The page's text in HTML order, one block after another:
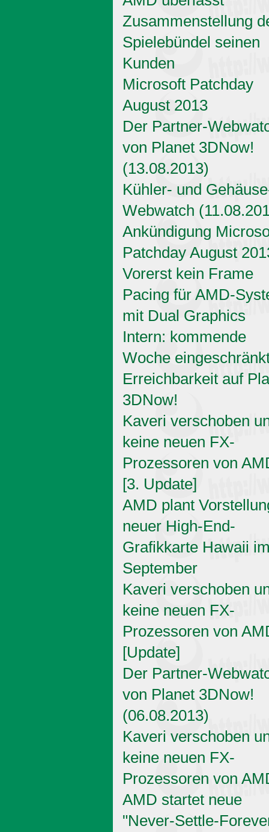
Zusammenstellung
Spielebündel seinen
Kunden
Microsoft Patchday
August 2013
Der Partner-
von Planet 3DNow!
(13.08.2013)
Kühler- und
Webwatch
Ankündigung
Patchday August
Vorerst kein Frame
Pacing für AMD-
mit Dual Graphics
Intern: kommende
Woche
Erreichbarkeit auf
3DNow!
Kaveri verschoben
keine neuen FX-
Prozessoren von
[3. Update]
AMD plant
neuer High-End-
Grafikkarte Hawaii
September
Kaveri verschoben
keine neuen FX-
Prozessoren von
[Update]
Der Partner-
von Planet 3DNow!
(06.08.2013)
Kaveri verschoben
keine neuen FX-
Prozessoren von
AMD startet neue
"Never-Settle-